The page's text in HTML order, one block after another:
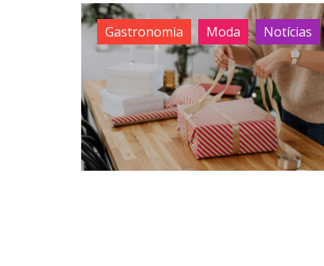
Gastronomia Moda Notícias